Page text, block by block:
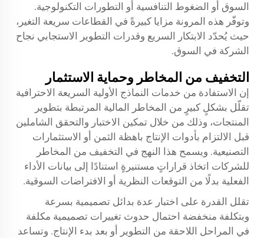
السوق أو الضغوط التنافسية أو التطورات التكنولوجية.
وتوفّر هذه المرونة مزايا كبيرةً في القطاعات سريعة التغير،
حيث يُحدّد الابتكار السريع وقدرات التطوير الاستجابي نجاح
الشركة في السوق.
التخفيف من المخاطر وحماية الاستثمار
إن الاستفادة من خدمات النماذج الأولية السريعة الاحترافية
تقلّل بشكلٍ كبيرٍ من المخاطر المالية المرتبطة بتطوير
المنتجات، وذلك من خلال تمكين الاختبار والتحقق الشاملين
قبل الالتزام بأدوات الإنتاج باهظة الثمن أو الاستثمارات
التصنيعية. ويسمح هذا النهج في التخفيف من المخاطر
للشركات اتخاذ قراراتٍ مستنيرةٍ استنادًا إلى بيانات الأداء
الفعلية بدلًا من التوقعات النظرية أو الافتراضات السوقية.
تقلل القدرة على اختبار عدة بدائل تصميمية بسرعة
وبتكلفة منخفضة احتمال حدوث تغييرات تصميمية مكلفة
في المراحل اللاحقة من التطوير أو بعد بدء الإنتاج. وتساعد